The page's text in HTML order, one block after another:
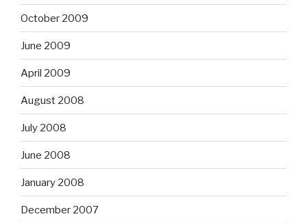
October 2009
June 2009
April 2009
August 2008
July 2008
June 2008
January 2008
December 2007